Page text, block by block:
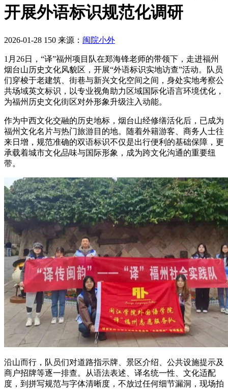
开展外语标识规范化调研
2026-01-28 150 来源： 闽院小外
1月26日，“译”福州项目队在郑海锋老师的带领下，走进福州
烟台山历史文化风貌区，开展“外语标识实地访查”活动。队员
们穿梭于老建筑、街巷与新兴文化空间之间，身处实地考察公
共场域英文标识，以专业视角助力区域国际化语言环境优化，
为福州历史文化街区对外形象升级注入动能。
作为中西文化交融的历史地标，烟台山经修缮活化后，已成为
福州文化名片与热门旅游目的地。随着外籍游客、商务人士往
来日增，规范准确的双语标识不仅是出行便利的基础保障，更
承载着城市文化品味与国际形象，成为跨文化沟通的重要纽
带。
沿山而行，队员们对道路指示牌、景区介绍、公共设施提示及
商户招牌等逐一排查。从语法表述、译名统一性、文化适配
度，到拼写规范与字体清晰度，不放过任何细节漏洞，现场拍